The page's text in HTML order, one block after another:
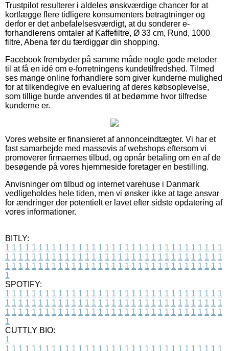
Trustpilot resulterer i aldeles ønskværdige chancer for at
kortlægge flere tidligere konsumenters betragtninger og
derfor er det anbefalelsesværdigt, at du sonderer e-
forhandlerens omtaler af Kaffefiltre, Ø 33 cm, Rund, 1000
filtre, Abena før du færdiggør din shopping.
Facebook frembyder på samme måde nogle gode metoder
til at få en idé om e-forretningens kundetilfredshed. Tilmed
ses mange online forhandlere som giver kunderne mulighed
for at tilkendegive en evaluering af deres købsoplevelse,
som tillige burde anvendes til at bedømme hvor tilfredse
kunderne er.
Vores website er finansieret af annonceindtægter. Vi har et
fast samarbejde med massevis af webshops eftersom vi
promoverer firmaernes tilbud, og opnår betaling om en af de
besøgende på vores hjemmeside foretager en bestilling.
Anvisninger om tilbud og internet varehuse i Danmark
vedligeholdes hele tiden, men vi ønsker ikke at tage ansvar
for ændringer der potentielt er lavet efter sidste opdatering af
vores informationer.
BITLY:
1 1 1 1 1 1 1 1 1 1 1 1 1 1 1 1 1 1 1 1 1 1 1 1 1 1 1 1 1 1 1 1 1
1 1 1 1 1 1 1 1 1 1 1 1 1 1 1 1 1 1 1 1 1 1 1 1 1 1 1 1 1 1 1 1 1
1 1 1 1 1 1 1 1 1 1 1 1 1 1 1 1 1 1 1 1 1 1 1 1 1 1 1 1 1 1 1 1 1
1
SPOTIFY:
1 1 1 1 1 1 1 1 1 1 1 1 1 1 1 1 1 1 1 1 1 1 1 1 1 1 1 1 1 1 1 1 1
1 1 1 1 1 1 1 1 1 1 1 1 1 1 1 1 1 1 1 1 1 1 1 1 1 1 1 1 1 1 1 1 1
1 1 1 1 1 1 1 1 1 1 1 1 1 1 1 1 1 1 1 1 1 1 1 1 1 1 1 1 1 1 1 1 1
1
CUTTLY BIO:
1
1 1 1 1 1 1 1 1 1 1 1 1 1 1 1 1 1 1 1 1 1 1 1 1 1 1 1 1 1 1 1 1 1